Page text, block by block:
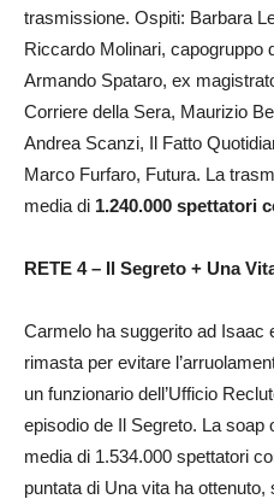
trasmissione. Ospiti: Barbara
Riccardo Molinari, capogruppo
Armando Spataro, ex
Corriere della Sera, Maurizio
Andrea Scanzi, Il Fatto
Marco Furfaro, Futura. La
media di 1.240.000 spettatori
RETE 4 – Il Segreto + Una
Carmelo ha suggerito ad Isaac
rimasta per evitare
un funzionario dell’Ufficio
episodio de Il Segreto. La soap
media di 1.534.000 spettatori
puntata di Una vita ha